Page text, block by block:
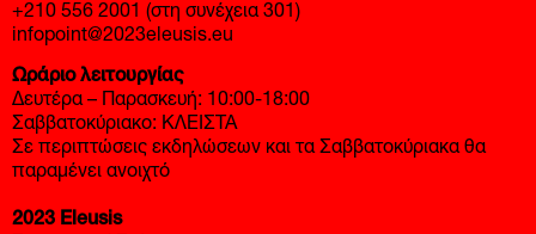
+210 556 2001 (στη συνέχεια 301)
infopoint@2023eleusis.eu
Ωράριο λειτουργίας
Δευτέρα – Παρασκευή: 10:00-18:00
Σαββατοκύριακο: ΚΛΕΙΣΤΑ
Σε περιπτώσεις εκδηλώσεων και τα Σαββατοκύριακα θα
παραμένει ανοιχτό
2023 Eleusis